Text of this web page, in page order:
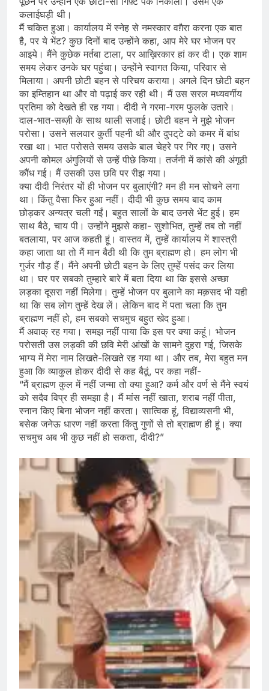
कलाईघड़ी थी।
मैं चकित हुआ। कार्यालय में स्नेह से नमस्कार वग़ैरा करना एक बात
है, पर ये भेंट? कुछ दिनों बाद उन्होंने कहा, आप मेरे घर भोजन पर
आइये। मैंने कुछेक मर्तबा टाला, पर आख़िरकार हां कर दी। एक शाम
समय लेकर उनके घर पहुंचा। उन्होंने स्वागत किया, परिवार से
मिलाया। अपनी छोटी बहन से परिचय कराया। अगले दिन छोटी बहन
का इम्तिहान था और वो पढ़ाई कर रही थी। मैं उस सरल मध्यवर्गीय
प्रतिमा को देखते ही रह गया। दीदी ने गरमा-गरम फुलके उतारे।
दाल-भात-सब्ज़ी के साथ थाली सजाई। छोटी बहन ने मुझे भोजन
परोसा। उसने सलवार कुर्ती पहनी थी और दुपट्‌टे को कमर में बांध
रखा था। भात परोसते समय उसके बाल चेहरे पर गिर गए। उसने
अपनी कोमल अंगुलियों से उन्हें पीछे किया। तर्जनी में कांसे की अंगूठी
कौंध गई। मैं उसकी उस छवि पर रीझ गया।
क्या दीदी निरंतर यों ही भोजन पर बुलाएंगी? मन ही मन सोचने लगा
था। किंतु वैसा फिर हुआ नहीं। दीदी भी कुछ समय बाद काम
छोड़कर अन्यत्र चली गईं। बहुत सालों के बाद उनसे भेंट हुई। हम
साथ बैठे, चाय पी। उन्होंने मुझसे कहा- सुशोभित, तुम्हें तब तो नहीं
बतलाया, पर आज कहती हूं। वास्तव में, तुम्हें कार्यालय में शास्त्री
कहा जाता था तो मैं मान बैठी थी कि तुम ब्राह्मण हो। हम लोग भी
गुर्जर गौड़ हैं। मैंने अपनी छोटी बहन के लिए तुम्हें पसंद कर लिया
था। घर पर सबको तुम्हारे बारे में बता दिया था कि इससे अच्छा
लड़का दूसरा नहीं मिलेगा। तुम्हें भोजन पर बुलाने का मक़सद भी यही
था कि सब लोग तुम्हें देख लें। लेकिन बाद में पता चला कि तुम
ब्राह्मण नहीं हो, हम सबको सचमुच बहुत खेद हुआ।
मैं अवाक् रह गया। समझ नहीं पाया कि इस पर क्या कहूं। भोजन
परोसती उस लड़की की छवि मेरी आंखों के सामने दुहरा गई, जिसके
भाग्य में मेरा नाम लिखते-लिखते रह गया था। और तब, मेरा बहुत मन
हुआ कि व्याकुल होकर दीदी से कह बैठूं, पर कहा नहीं-
“मैं ब्राह्मण कुल में नहीं जन्मा तो क्या हुआ? कर्म और वर्ण से मैंने स्वयं
को सदैव विप्र ही समझा है। मैं मांस नहीं खाता, शराब नहीं पीता,
स्नान किए बिना भोजन नहीं करता। सात्विक हूं, विद्याव्यसनी भी,
बसेक जनेऊ धारण नहीं करता किंतु गुणों से तो ब्राह्मण ही हूं। क्या
सचमुच अब भी कुछ नहीं हो सकता, दीदी?”